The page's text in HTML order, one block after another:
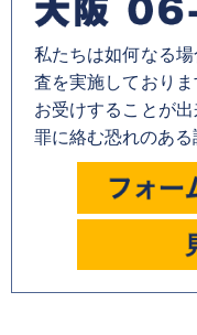
私たちは如何なる
査を実施しており
お受けすることが
罪に絡む恐れのある